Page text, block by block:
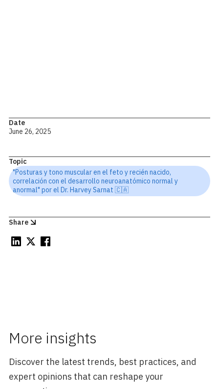
Date
June 26, 2025
Topic
"Posturas y tono muscular en el feto y recién nacido,
correlación con el desarrollo neuroanatómico normal y
anormal" por el Dr. Harvey Sarnat 🇨🇦
Share
More insights
Discover the latest trends, best practices, and
expert opinions that can reshape your